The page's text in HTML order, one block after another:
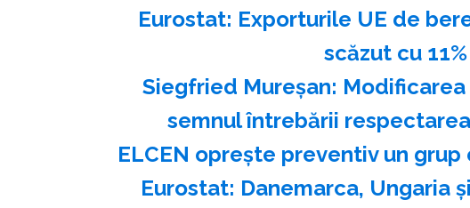
Eurostat: Exporturile UE de
scăzut cu
Siegfried Mureşan:
semnul întrebării
ELCEN opreşte preventiv un
Eurostat: Danemarca, Ungaria